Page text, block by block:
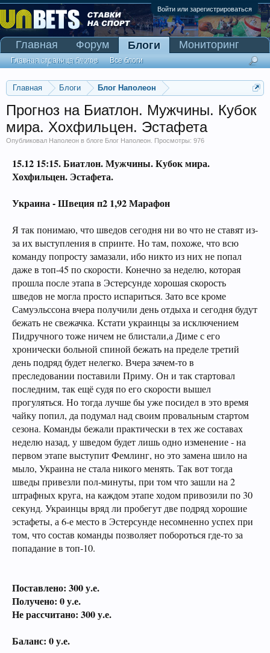
Войти или зарегистрироваться
Главная Блоги Блог Наполеон
Прогноз на Биатлон. Мужчины. Кубок
мира. Хохфильцен. Эстафета
Опубликовал Наполеон в блоге Блог Наполеон . Просмотры: 976
15.12 15:15.Биатлон. Мужчины. Кубок мира.
Хохфильцен. Эстафета.
Украина - Швеция п2 1,92 Марафон
Я так понимаю, что шведов сегодня ни во что не ставят из-
за их выступления в спринте. Но там, похоже, что всю
команду попросту замазали, ибо никто из них не попал
даже в топ-45 по скорости. Конечно за неделю, которая
прошла после этапа в Эстерсунде хорошая скорость
шведов не могла просто испариться. Зато все кроме
Самуэльссона вчера получили день отдыха и сегодня будут
бежать не свежачка. Кстати украинцы за исключением
Пидручного тоже ничем не блистали,а Диме с его
хронически больной спиной бежать на пределе третий
день подряд будет нелегко. Вчера зачем-то в
преследовании поставили Приму. Он и так стартовал
последним, так ещё судя по его скорости вышел
прогуляться. Но тогда лучше бы уже посидел в это время
чайку попил, да подумал над своим провальным стартом
сезона. Команды бежали практически в тех же составах
неделю назад, у шведом будет лишь одно изменение - на
первом этапе выступит Фемлинг, но это замена шило на
мыло, Украина не стала никого менять. Так вот тогда
шведы привезли пол-минуты, при том что зашли на 2
штрафных круга, на каждом этапе ходом привозили по 30
секунд. Украинцы вряд ли пробегут две подряд хорошие
эстафеты, а 6-е место в Эстерсунде несомненно успех при
том, что состав команды позволяет побороться где-то за
попадание в топ-10.
Поставлено: 300 у.е.
Получено: 0 у.е.
Не рассчитано: 300 у.е.
Баланс: 0 у.е.
Главная Форум Блоги
Главная страница блогов Все блоги
Мониторинг
Сканер Pinnacle